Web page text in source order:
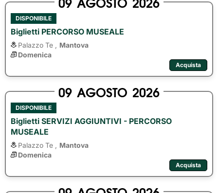
DISPONIBILE
Biglietti PERCORSO MUSEALE
Palazzo Te ,
Mantova
Domenica
Acquista
09 AGOSTO 2026
DISPONIBILE
Biglietti SERVIZI AGGIUNTIVI - PERCORSO
MUSEALE
Palazzo Te ,
Mantova
Domenica
Acquista